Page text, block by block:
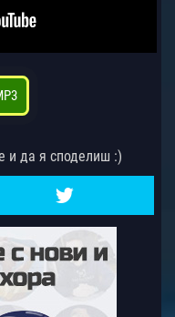
и да я споделиш :)